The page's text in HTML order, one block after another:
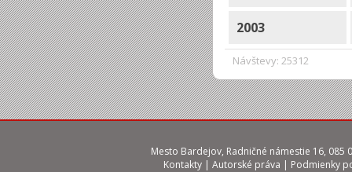
Návštevy: 25312
2003
Mesto Bardejov, Radničné námestie 16, 085
Kontakty | Autorské práva | Podmienky